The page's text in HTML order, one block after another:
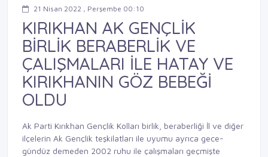
21 Nisan 2022 , Perşembe 00:10
KIRIKHAN AK GENÇLİK
BİRLİK BERABERLİK VE
ÇALIŞMALARI İLE HATAY VE
KIRIKHANIN GÖZ BEBEĞİ
OLDU
Ak Parti Kırıkhan Gençlik Kolları birlik, beraberliği İl ve diğer
ilçelerin Ak Gençlik teşkilatları ile uyumu ayrıca gece-
gündüz demeden 2002 ruhu ile çalışmaları geçmişte